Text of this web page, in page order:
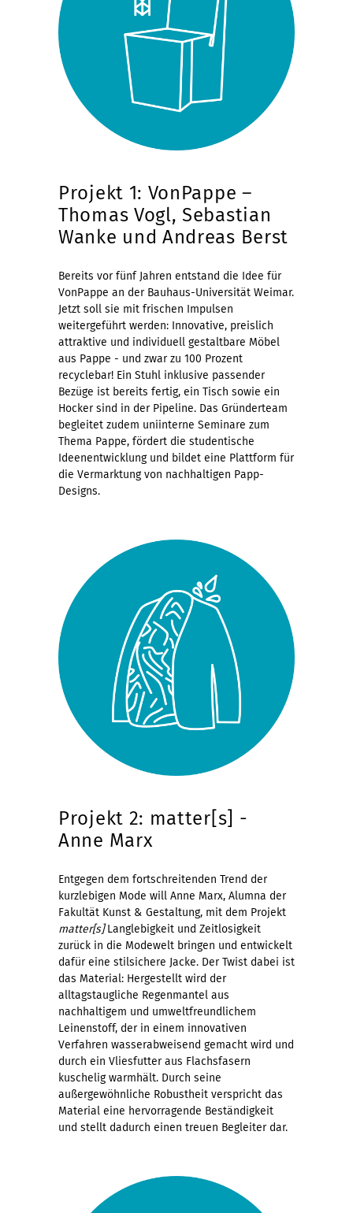
Projekt 1: VonPappe –
Thomas Vogl, Sebastian
Wanke und Andreas Berst
Bereits vor fünf Jahren entstand die Idee für
VonPappe an der Bauhaus-Universität Weimar.
Jetzt soll sie mit frischen Impulsen
weitergeführt werden: Innovative, preislich
attraktive und individuell gestaltbare Möbel
aus Pappe - und zwar zu 100 Prozent
recyclebar! Ein Stuhl inklusive passender
Bezüge ist bereits fertig, ein Tisch sowie ein
Hocker sind in der Pipeline. Das Gründerteam
begleitet zudem uniinterne Seminare zum
Thema Pappe, fördert die studentische
Ideenentwicklung und bildet eine Plattform für
die Vermarktung von nachhaltigen Papp-
Designs.
Projekt 2: matter[s] -
Anne Marx
Entgegen dem fortschreitenden Trend der
kurzlebigen Mode will Anne Marx, Alumna der
Fakultät Kunst & Gestaltung, mit dem Projekt
matter[s]Langlebigkeit und Zeitlosigkeit
zurück in die Modewelt bringen und entwickelt
dafür eine stilsichere Jacke. Der Twist dabei ist
das Material: Hergestellt wird der
alltagstaugliche Regenmantel aus
nachhaltigem und umweltfreundlichem
Leinenstoff, der in einem innovativen
Verfahren wasserabweisend gemacht wird und
durch ein Vliesfutter aus Flachsfasern
kuschelig warmhält. Durch seine
außergewöhnliche Robustheit verspricht das
Material eine hervorragende Beständigkeit
und stellt dadurch einen treuen Begleiter dar.